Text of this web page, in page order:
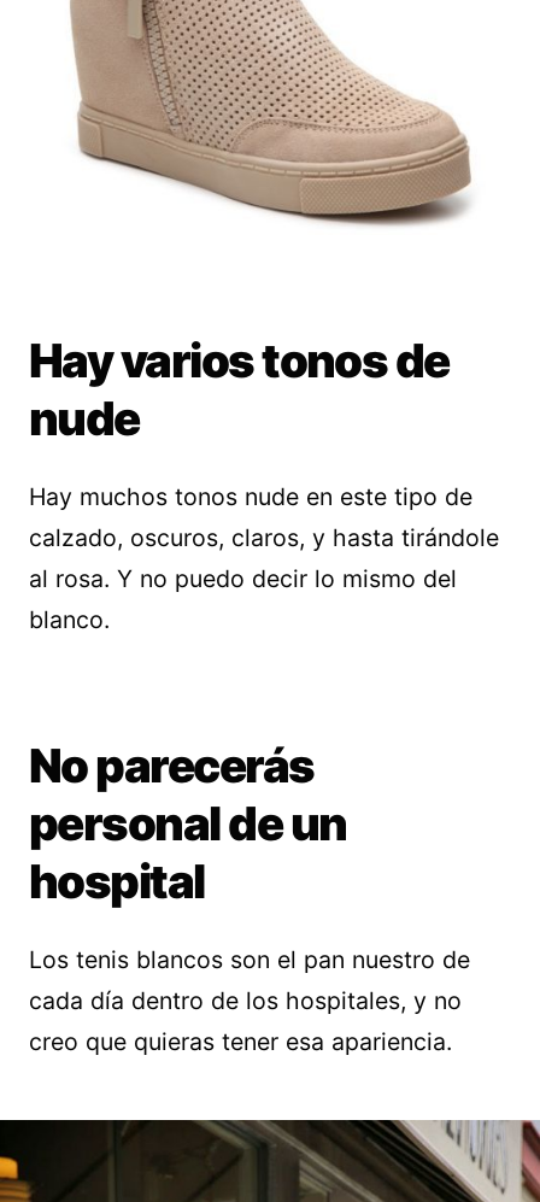
Hay varios tonos de
nude
Hay muchos tonos nude en este tipo de
calzado, oscuros, claros, y hasta tirándole
al rosa. Y no puedo decir lo mismo del
blanco.
No parecerás
personal de un
hospital
Los tenis blancos son el pan nuestro de
cada día dentro de los hospitales, y no
creo que quieras tener esa apariencia.